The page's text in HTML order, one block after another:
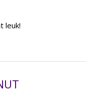
leuk!